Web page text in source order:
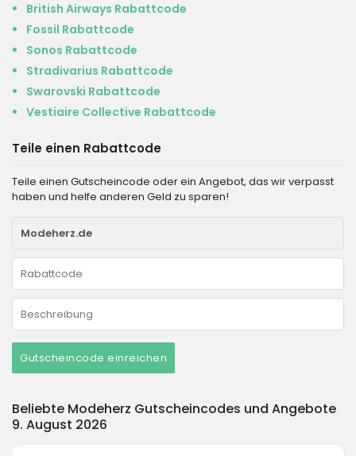
British Airways Rabattcode
Fossil Rabattcode
Sonos Rabattcode
Stradivarius Rabattcode
Swarovski Rabattcode
Vestiaire Collective Rabattcode
Teile einen Rabattcode
Teile einen Gutscheincode oder ein Angebot, das wir verpasst
haben und helfe anderen Geld zu sparen!
Gutscheincode einreichen
Beliebte Modeherz Gutscheincodes und Angebote
9. August 2026